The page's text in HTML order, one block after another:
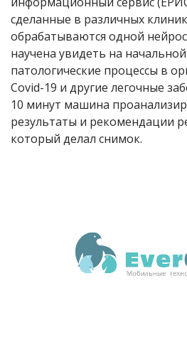
сделанные в различных
обрабатываются одной
научена увидеть на
патологические процессы в
Covid-19 и другие легочные
10 минут машина
результаты и рекомендации
который делал снимок.